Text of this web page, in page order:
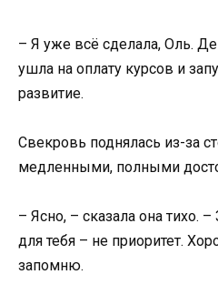
– Я уже всё сделала, Оль.
ушла на оплату курсов и
развитие.
Свекровь поднялась из-за
медленными, полными
– Ясно, – сказала она тихо.
для тебя – не приоритет.
запомню.